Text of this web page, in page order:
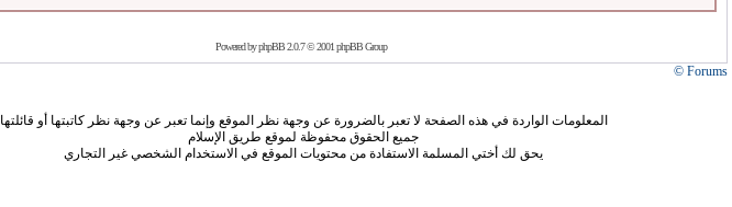
Powered byphpBB2.0.7 © 2001 phpBB Group
Forums ©
المعلومات الواردة في هذه الصفحة لا تعبر بالضرورة عن وجهة نظر الموقع وإنما تعبر عن وجهة نظر كاتبتها أو قائلتها
جميع الحقوق محفوظة لموقع طريق الإسلام
يحق لك أختي المسلمة الاستفادة من محتويات الموقع في الاستخدام الشخصي غير التجاري